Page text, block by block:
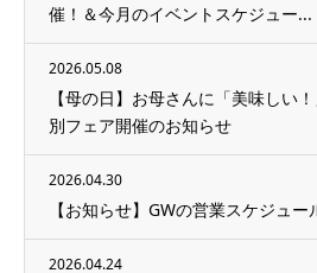
催！＆今月のイベントスケジュー...
2026.05.08
【母の日】お母さんに「美味しい
別フェア開催のお知らせ
2026.04.30
【お知らせ】GWの営業スケジュー
2026.04.24